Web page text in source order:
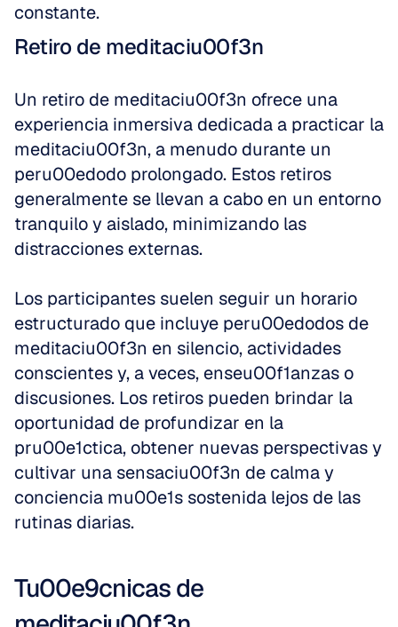
constante.
Retiro de meditaciu00f3n
Un retiro de meditaciu00f3n ofrece una
experiencia inmersiva dedicada a practicar la
meditaciu00f3n, a menudo durante un
peru00edodo prolongado. Estos retiros
generalmente se llevan a cabo en un entorno
tranquilo y aislado, minimizando las
distracciones externas.
Los participantes suelen seguir un horario
estructurado que incluye peru00edodos de
meditaciu00f3n en silencio, actividades
conscientes y, a veces, enseu00f1anzas o
discusiones. Los retiros pueden brindar la
oportunidad de profundizar en la
pru00e1ctica, obtener nuevas perspectivas y
cultivar una sensaciu00f3n de calma y
conciencia mu00e1s sostenida lejos de las
rutinas diarias.
Tu00e9cnicas de